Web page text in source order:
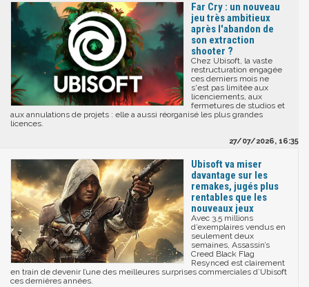
Far Cry : un nouveau
jeu très ambitieux
après l'abandon de
son extraction
shooter ?
Chez Ubisoft, la vaste
restructuration engagée
ces derniers mois ne
s'est pas limitée aux
licenciements, aux
fermetures de studios et
aux annulations de projets : elle a aussi réorganisé les plus grandes
licences.
27/07/2026, 16:35
Ubisoft va miser
davantage sur les
remakes, jugés plus
rentables que les
nouveaux jeux
Avec 3,5 millions
d’exemplaires vendus en
seulement deux
semaines, Assassin’s
Creed Black Flag
Resynced est clairement
en train de devenir l’une des meilleures surprises commerciales d’Ubisoft
ces dernières années.